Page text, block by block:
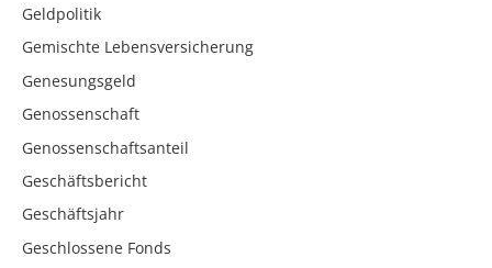
Geldpolitik
Gemischte Lebensversicherung
Genesungsgeld
Genossenschaft
Genossenschaftsanteil
Geschäftsbericht
Geschäftsjahr
Geschlossene Fonds